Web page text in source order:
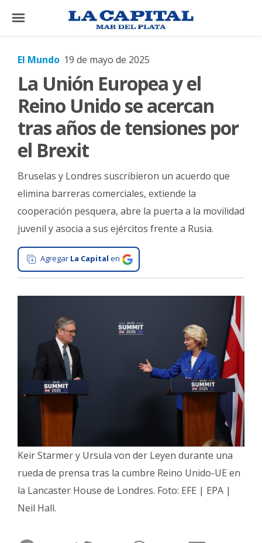
×
El
País
El
Mundo
La
Cultura
Tecnología
Gastronomía
Salud
Interés
Deportes
Arte
Espectáculos
Policiales
Cartelera
Fotos
de
Familia
Clasificados
El Mundo 19 de mayo de 2025
La Unión Europea y el
Reino Unido se acercan
tras años de tensiones por
el Brexit
Bruselas y Londres suscribieron un acuerdo que
elimina barreras comerciales, extiende la
cooperación pesquera, abre la puerta a la movilidad
juvenil y asocia a sus ejércitos frente a Rusia.
Agregar La Capital en
Keir Starmer y Ursula von der Leyen durante una
rueda de prensa tras la cumbre Reino Unido-UE en
la Lancaster House de Londres. Foto: EFE | EPA |
Neil Hall.